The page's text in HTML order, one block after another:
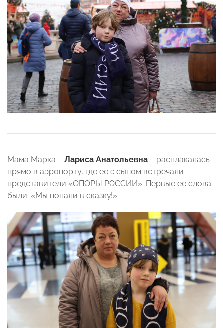
Мама Марка – Лариса Анатольевна – расплакалась
прямо в аэропорту, где ее с сыном встречали
представители «ОПОРЫ РОССИИ». Первые ее слова
были: «Мы попали в сказку!».